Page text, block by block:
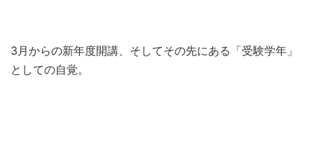
3月からの新年度開講、そしてその先にある「受験学年」
としての自覚。